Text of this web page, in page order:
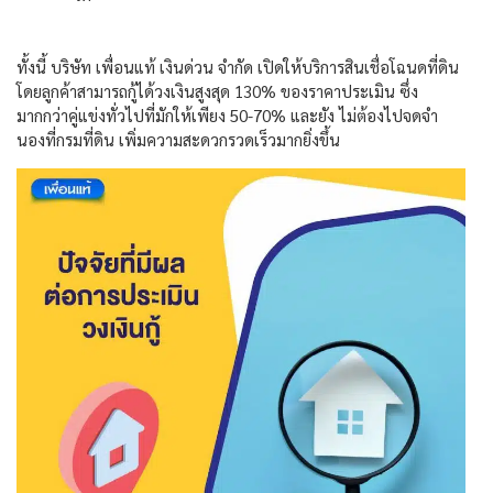
ทั้งนี้ บริษัท เพื่อนแท้ เงินด่วน จำกัด เปิดให้บริการสินเชื่อโฉนดที่ดิน
โดยลูกค้าสามารถกู้ได้วงเงินสูงสุด 130% ของราคาประเมิน ซึ่ง
มากกว่าคู่แข่งทั่วไปที่มักให้เพียง 50-70% และยัง ไม่ต้องไปจดจำ
นองที่กรมที่ดิน เพิ่มความสะดวกรวดเร็วมากยิ่งขึ้น